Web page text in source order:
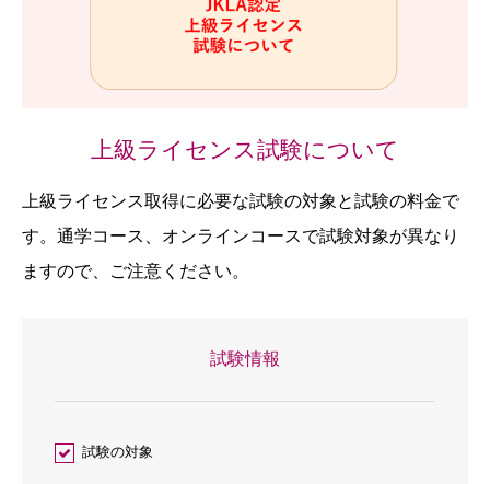
上級ライセンス試験について
上級ライセンス取得に必要な試験の対象と試験の料金で
す。通学コース、オンラインコースで試験対象が異なり
ますので、ご注意ください。
試験情報
試験の対象